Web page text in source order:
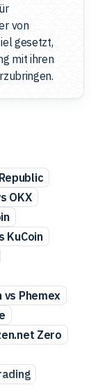
von
gesetzt,
mit ihren
OKX
KuCoin
vs Phemex
Zero